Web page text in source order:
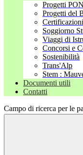
Progetti PON
Progetti del
Soggiorno
Viaggi di
Concorsi e
Sostenibilità
Trans'Alp
Stem :
Documenti utili
Contatti
Campo di ricerca per le